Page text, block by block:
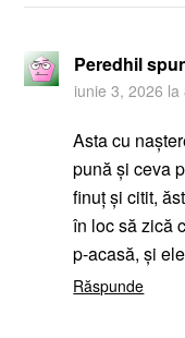
Peredhil
iunie 3, 2026 la
Asta cu
pună şi ceva
finuț şi citit,
în loc să zică
p-acasă, şi
Răspunde